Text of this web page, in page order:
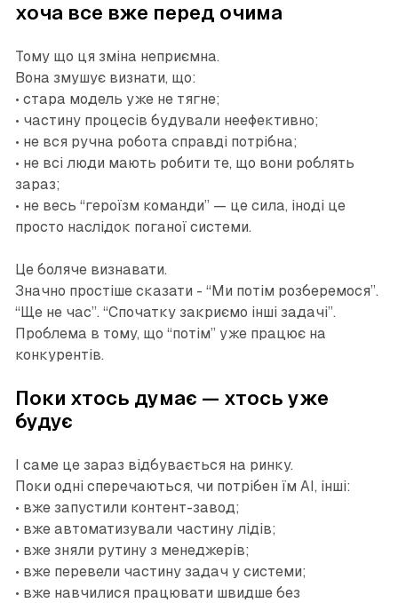
хоча все вже перед очима
Тому що ця зміна неприємна.
Вона змушує визнати, що:
• стара модель уже не тягне;
• частину процесів будували неефективно;
• не вся ручна робота справді потрібна;
• не всі люди мають робити те, що вони роблять
зараз;
• не весь “героїзм команди” — це сила, іноді це
просто наслідок поганої системи.
Це боляче визнавати.
Значно простіше сказати - “Ми потім розберемося”.
“Ще не час”. “Спочатку закриємо інші задачі”.
Проблема в тому, що “потім” уже працює на
конкурентів.
Поки хтось думає — хтось уже
будує
І саме це зараз відбувається на ринку.
Поки одні сперечаються, чи потрібен їм AI, інші:
• вже запустили контент-завод;
• вже автоматизували частину лідів;
• вже зняли рутину з менеджерів;
• вже перевели частину задач у системи;
• вже навчилися працювати швидше без